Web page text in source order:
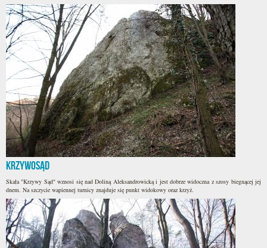
Krzywosąd
Skała "Krzywy Sąd" wznosi się nad Doliną Aleksandrowicką i jest dobrze widoczna z szosy biegnącej jej
dnem. Na szczycie wapiennej turnicy znajduje się punkt widokowy oraz krzyż.